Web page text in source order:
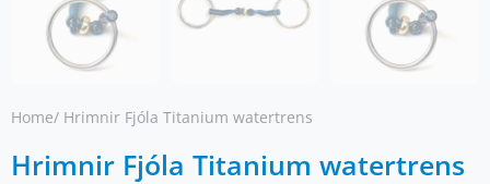
Home/ Hrimnir Fjóla Titanium watertrens
Hrimnir Fjóla Titanium watertrens